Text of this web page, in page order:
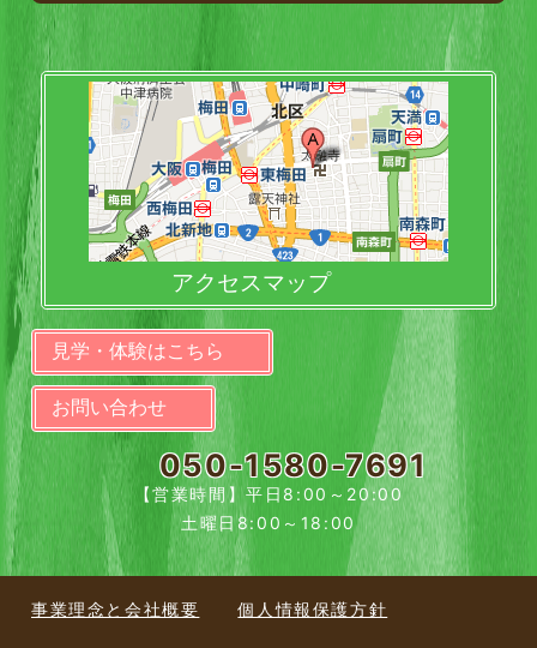
アクセスマップ
見学・体験はこちら
お問い合わせ
050-1580-7691
【営業時間】平日8:00～20:00
土曜日8:00～18:00
事業理念と会社概要 個人情報保護方針